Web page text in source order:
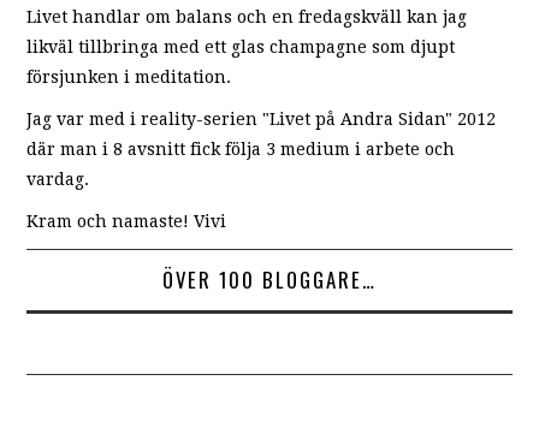
Livet handlar om balans och en fredagskväll kan jag
likväl tillbringa med ett glas champagne som djupt
försjunken i meditation.
Jag var med i reality-serien "Livet på Andra Sidan" 2012
där man i 8 avsnitt fick följa 3 medium i arbete och
vardag.
Kram och namaste! Vivi
ÖVER 100 BLOGGARE…